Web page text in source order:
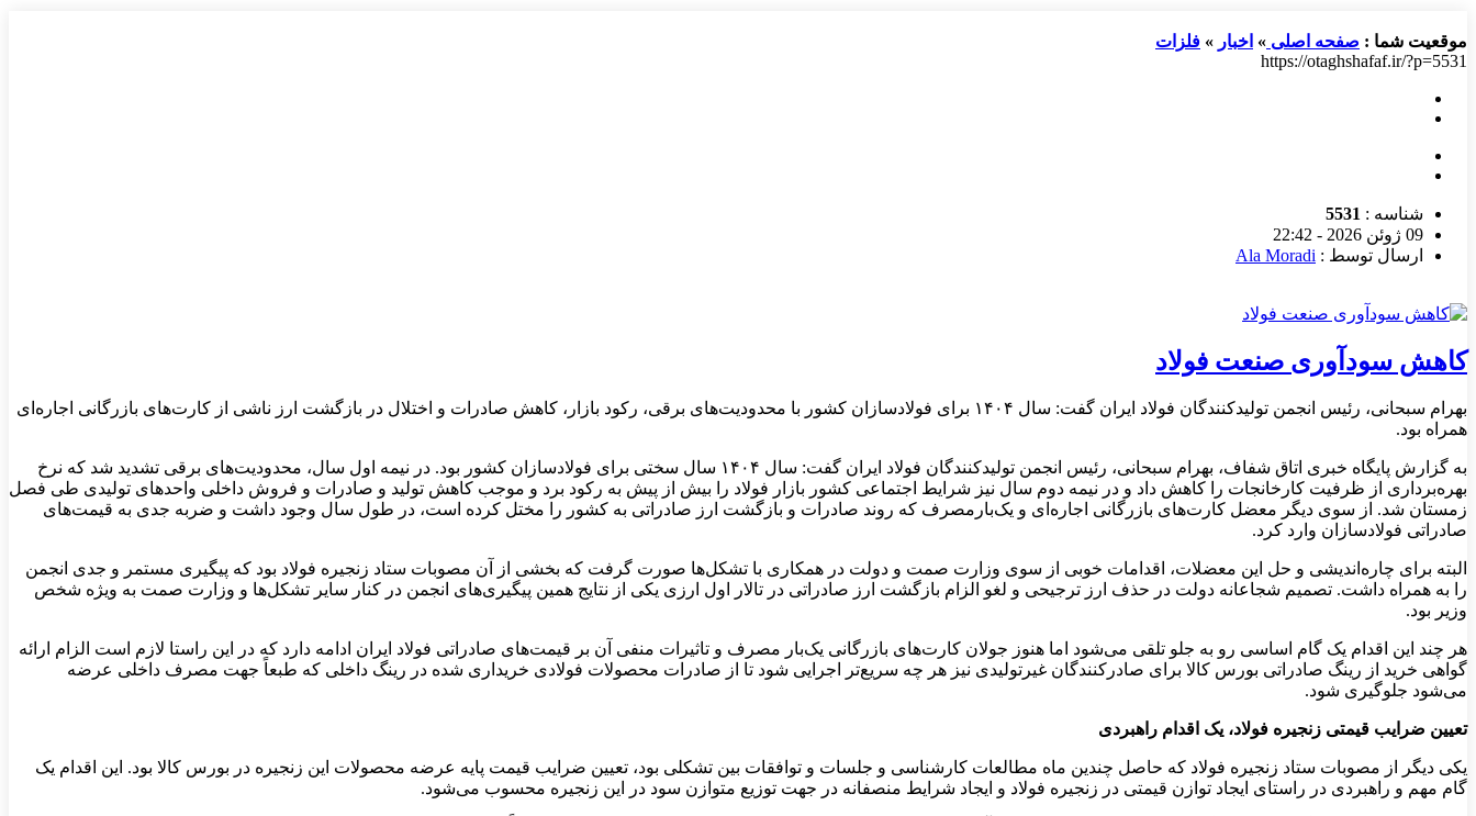
موقعیت شما : صفحه اصلی » اخبار » فلزات
https://otaghshafaf.ir/?p=5531
شناسه : 5531
09 ژوئن 2026 - 22:42
ارسال توسط : Ala Moradi
کاهش سودآوری صنعت فولاد
بهرام سبحانی، رئیس انجمن تولیدکنندگان فولاد ایران گفت: سال ۱۴۰۴ برای فولادسازان کشور با محدودیت‌های برقی، رکود بازار، کاهش صادرات و اختلال در بازگشت ارز ناشی از کارت‌های بازرگانی اجاره‌ای
همراه بود.
به گزارش پایگاه خبری اتاق شفاف، بهرام سبحانی، رئیس انجمن تولیدکنندگان فولاد ایران گفت: سال ۱۴۰۴ سال سختی برای فولادسازان کشور بود. در نیمه اول سال، محدودیت‌های برقی تشدید شد که نرخ
بهره‌برداری از ظرفیت کارخانجات را کاهش داد و در نیمه دوم سال نیز شرایط اجتماعی کشور بازار فولاد را بیش از پیش به رکود برد و موجب کاهش تولید و صادرات و فروش داخلی واحدهای تولیدی طی فصل
زمستان شد. از سوی دیگر معضل کارت‌های بازرگانی اجاره‌ای و یک‌بارمصرف که روند صادرات و بازگشت ارز صادراتی به کشور را مختل کرده است، در طول سال وجود داشت و ضربه جدی به قیمت‌های
صادراتی فولادسازان وارد کرد.
البته برای چار‌ه‌اندیشی و حل این معضلات، اقدامات خوبی از سوی وزارت صمت و دولت در همکاری با تشکل‌ها صورت گرفت که بخشی از آن مصوبات ستاد زنجیره فولاد بود که پیگیری مستمر و جدی انجمن
را به همراه داشت. تصمیم شجاعانه دولت در حذف ارز ترجیحی و لغو الزام بازگشت ارز صادراتی در تالار اول ارزی یکی از نتایج همین پیگیری‌های انجمن در کنار سایر تشکل‌ها و وزارت صمت به ویژه شخص
وزیر بود.
هر چند این اقدام یک گام اساسی رو به جلو تلقی می‌شود اما هنوز جولان کارت‌های بازرگانی یک‌بار مصرف و تاثیرات منفی آن بر قیمت‌های صادراتی فولاد ایران ادامه دارد که در این راستا لازم است الزام ارائه
گواهی خرید از رینگ صادراتی بورس کالا برای صادرکنندگان غیرتولیدی نیز هر چه سریع‌تر اجرایی شود تا از صادرات محصولات فولادی خریداری شده در رینگ داخلی که طبعاً جهت مصرف داخلی عرضه
می‌شود جلوگیری شود.
تعیین ضرایب قیمتی زنجیره فولاد، یک اقدام راهبردی
یکی دیگر از مصوبات ستاد زنجیره فولاد که حاصل چندین ماه مطالعات کارشناسی و جلسات و توافقات بین تشکلی بود، تعیین ضرایب قیمت پایه عرضه محصولات این زنجیره در بورس کالا بود. این اقدام یک
گام مهم و راهبردی در راستای ایجاد توازن قیمتی در زنجیره فولاد و ایجاد شرایط منصفانه در جهت توزیع متوازن سود در این زنجیره محسوب می‌شود.